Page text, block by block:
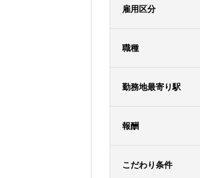
雇用区分
職種
勤務地最寄り駅
報酬
こだわり条件